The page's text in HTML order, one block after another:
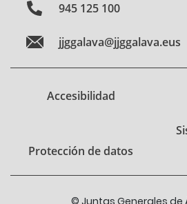
945 125 100
jjggalava@jjggalava.eus
Accesibilidad
Protección de datos